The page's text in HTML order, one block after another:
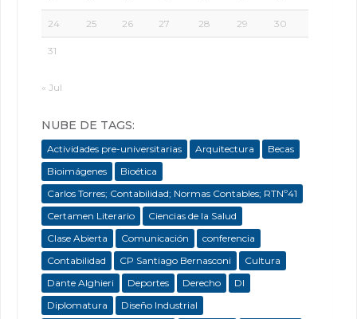
24 25 26 27 28 29 30
31
« Jul
NUBE DE TAGS:
Actividades pre-universitarias Arquitectura
Becas
Bioimágenes
Bioética
Carlos Torres; Contabilidad; Normas Contables; RTNº41
Certamen Literario
Ciencias de la Salud
Clase Abierta
Comunicación
conferencia
Contabilidad
CP Santiago Bernasconi
Cultura
Dante Alghieri
Deportes Derecho
DI
Diplomatura
Diseño Industrial